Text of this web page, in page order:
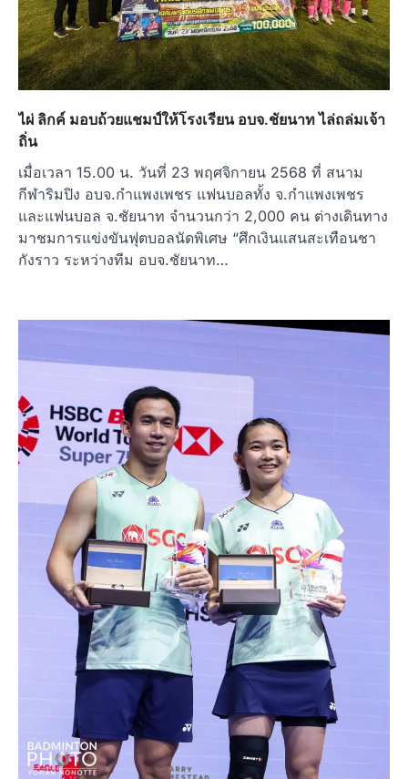
ไผ่ ลิกค์ มอบถ้วยแชมป์ให้โรงเรียน อบจ.ชัยนาท ไล่ถล่มเจ้า
ถิ่น
เมื่อเวลา 15.00 น. วันที่ 23 พฤศจิกายน 2568 ที่ สนาม
กีฬาริมปิง อบจ.กำแพงเพชร แฟนบอลทั้ง จ.กำแพงเพชร
และแฟนบอล จ.ชัยนาท จำนวนกว่า 2,000 คน ต่างเดินทาง
มาชมการแข่งขันฟุตบอลนัดพิเศษ “ศึกเงินแสนสะเทือนชา
กังราว ระหว่างทีม อบจ.ชัยนาท…